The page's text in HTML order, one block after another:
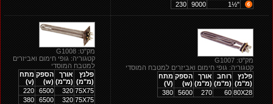
"½1
9000
230
מק"ט: G1007
קטגוריה: גופי חימום ואביזרים למטבח המוסדי
פלנץ
(מ"מ)
רוחב
(מ"מ)
אורך
(מ"מ)
הספק
(w)
מתח
(V)
80X28
60
270
5600
380
מק"ט: G1008
קטגוריה: גופי חימום ואביזרים
למטבח המוסדי
פלנץ
(מ"מ)
אורך
(מ"מ)
הספק
(w)
מתח
(v)
75X75
320
6500
220
75X75
320
6500
380